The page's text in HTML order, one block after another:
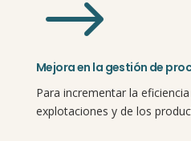
$
Mejora en la gestión de
Para incrementar la
explotaciones y de los